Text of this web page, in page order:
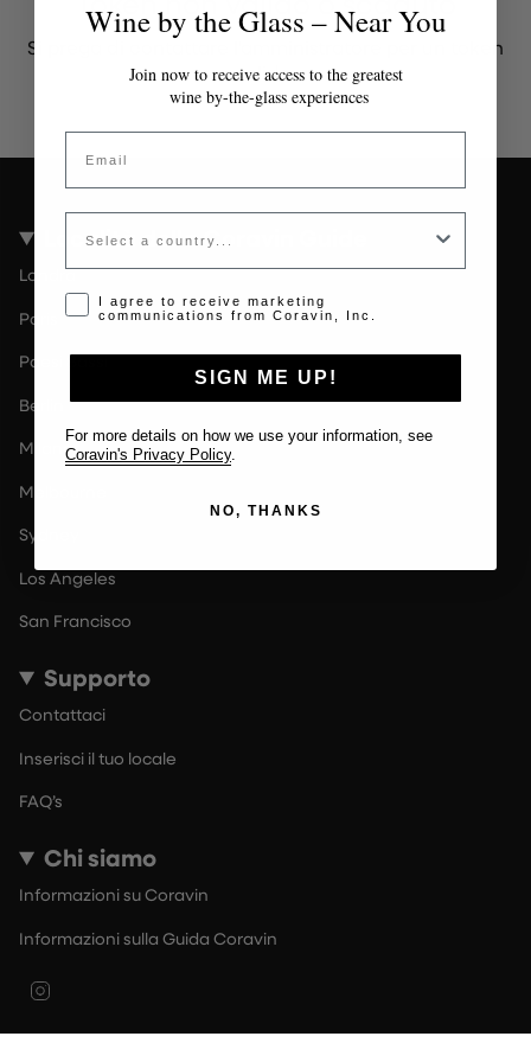
Si prega di contattare l'amministratore per un token
valido.
Località della Coravin Guide
Londra
Paris
Paesi Bassi
Berlin
Milano
Melbourne
Sydney
Los Angeles
San Francisco
Supporto
Contattaci
Inserisci il tuo locale
FAQ’s
Chi siamo
Informazioni su Coravin
Informazioni sulla Guida Coravin
Wine by the Glass – Near You
Join now to receive access to the greatest
wine by-the-glass experiences
Email
Country
Opt-in disclaimer
I agree to receive marketing
communications from Coravin, Inc.
SIGN ME UP!
For more details on how we use your information, see
Coravin's Privacy Policy.
NO, THANKS